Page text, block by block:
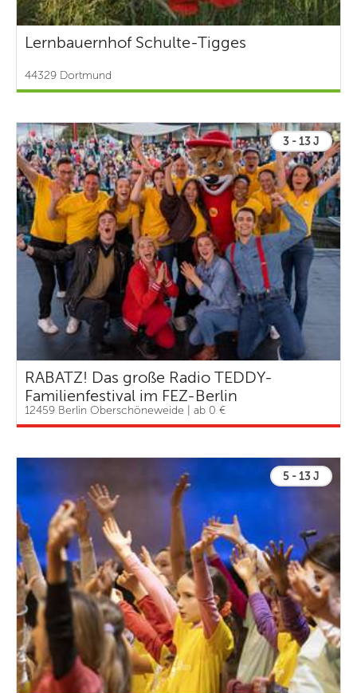
Lernbauernhof Schulte-Tigges
44329 Dortmund
3 - 13 J
RABATZ! Das große Radio TEDDY-
Familienfestival im FEZ-Berlin
12459 Berlin Oberschöneweide | ab 0 €
5 - 13 J